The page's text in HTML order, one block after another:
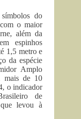
do
o maior
além da
espinhos
1,5 metro e
da espécie
Amplo
mais de 10
o indicador
de
levou à